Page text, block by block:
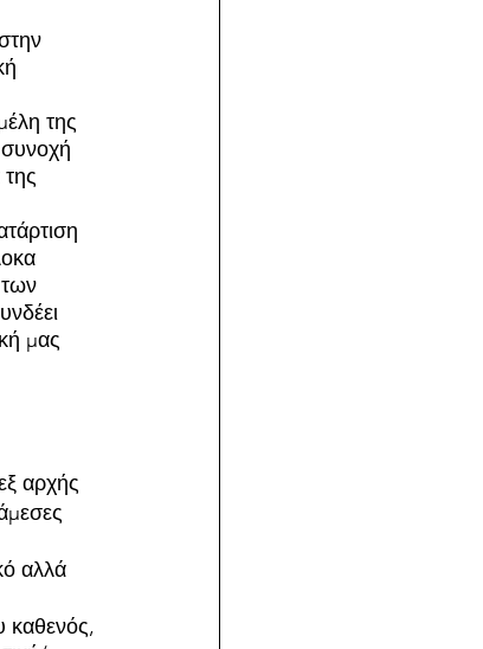
της
συνοχή
μας
αρχής
αλλά
καθενός,